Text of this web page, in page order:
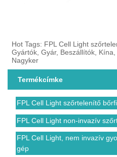
Hot Tags: FPL Cell Light
Gyártók, Gyár, Beszállítók, Kína,
Nagyker
Termékcímke
FPL Cell Light szőrtelenítő
FPL Cell Light non-invazív
FPL Cell Light, nem invazív
gép